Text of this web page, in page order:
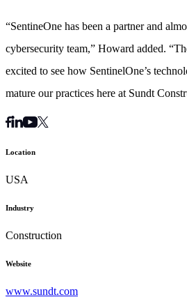
“SentineOne has been a partner and
cybersecurity team,” Howard added.
excited to see how SentinelOne’s
mature our practices here at Sundt
Location
USA
Industry
Construction
Website
www.sundt.com